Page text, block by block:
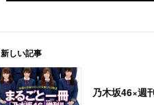
新しい記事
乃木坂46×週